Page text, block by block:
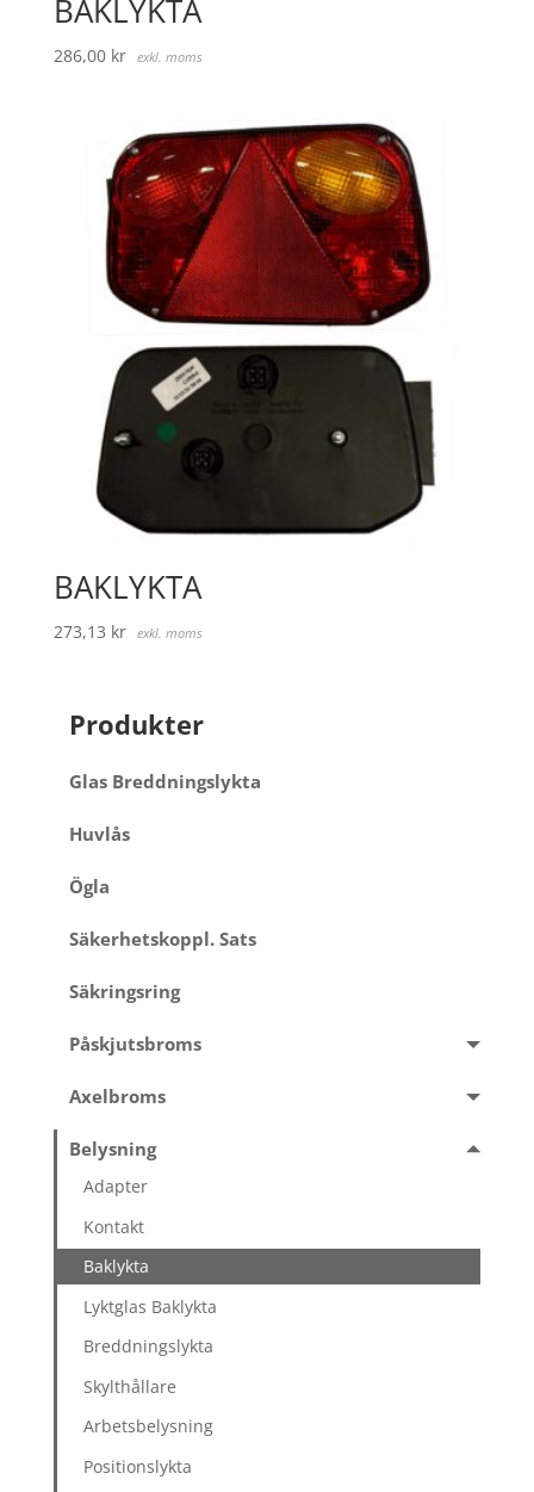
BAKLYKTA
286,00 kr exkl. moms
BAKLYKTA
273,13 kr exkl. moms
Produkter
Glas Breddningslykta
Huvlås
Ögla
Säkerhetskoppl. Sats
Säkringsring
Påskjutsbroms
Axelbroms
Belysning
Adapter
Kontakt
Baklykta
Lyktglas Baklykta
Breddningslykta
Skylthållare
Arbetsbelysning
Positionslykta